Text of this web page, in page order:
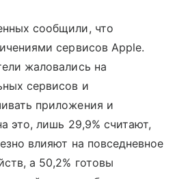
сообщили, что
сервисов Apple.
жаловались на
сервисов и
приложения и
это, лишь 29,9% считают,
влияют на повседневное
а 50,2% готовы